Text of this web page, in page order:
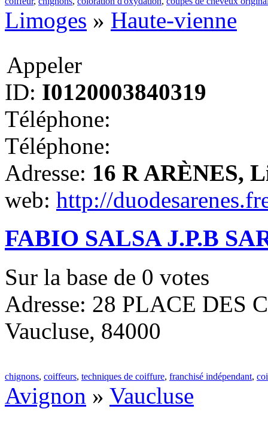
Limoges » Haute-vienne
Appeler
ID: I0120003840319
Téléphone:
Téléphone:
Adresse: 16 R ARÈNES,
web: http://
FABIO SALSA J.P.B
Sur la base de 0 votes
Adresse: 28 PLACE DES
Vaucluse, 84000
chignons, coiffeurs, techniques de coiffure, franchisé indépendant,
Avignon » Vaucluse